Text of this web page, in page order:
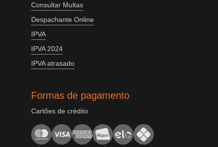
Consultar Multas
Despachante Online
IPVA
IPVA 2024
IPVA atrasado
Formas de pagamento
Cartões de crédito